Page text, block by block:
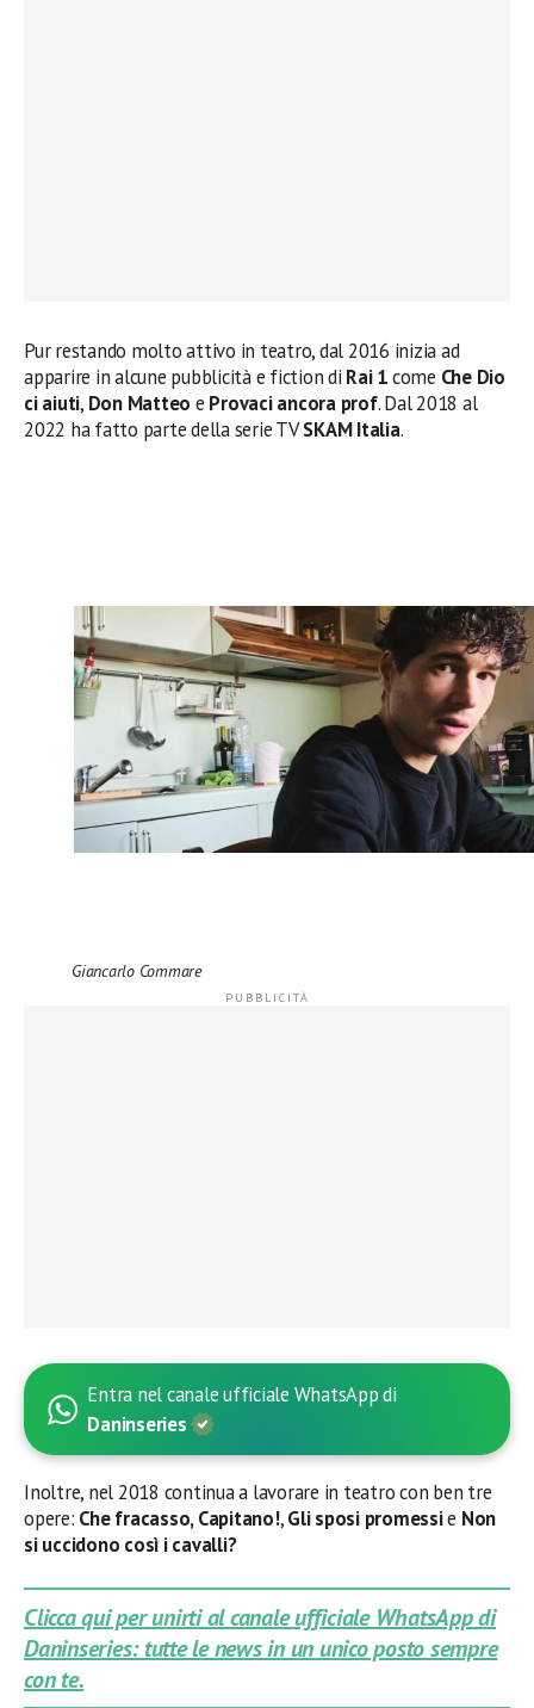
Pur restando molto attivo in teatro, dal 2016 inizia ad
apparire in alcune pubblicità e fiction di Rai 1come Che Dio
ci aiuti, Don Matteo e Provaci ancora prof. Dal 2018 al
2022 ha fatto parte della serie TVSKAM Italia.
Giancarlo Commare
Entra nel canale ufficiale WhatsApp di
Daninseries
Inoltre, nel 2018 continua a lavorare in teatro con ben tre
opere: Che fracasso, Capitano!,Gli sposi promessie Non
si uccidono così i cavalli?
Clicca qui per unirti al canale ufficiale WhatsApp di
Daninseries: tutte le news in un unico posto sempre
con te.